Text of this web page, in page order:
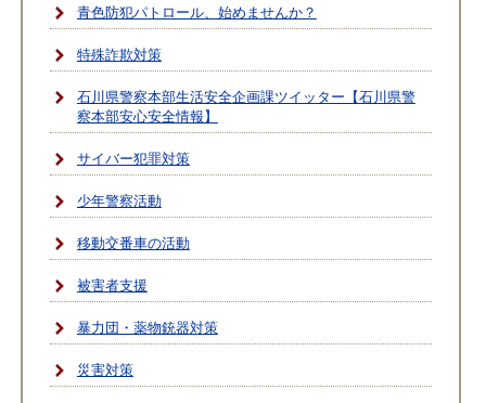
青色防犯パトロール、始めませんか？
特殊詐欺対策
石川県警察本部生活安全企画課ツイッター【石川県警
察本部安心安全情報】
サイバー犯罪対策
少年警察活動
移動交番車の活動
被害者支援
暴力団・薬物銃器対策
災害対策